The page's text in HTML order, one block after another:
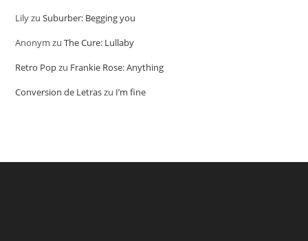
LilyzuSuburber: Begging you
Anonym zuThe Cure: Lullaby
Retro Popzu Frankie Rose: Anything
Conversion de Letraszu I’m fine